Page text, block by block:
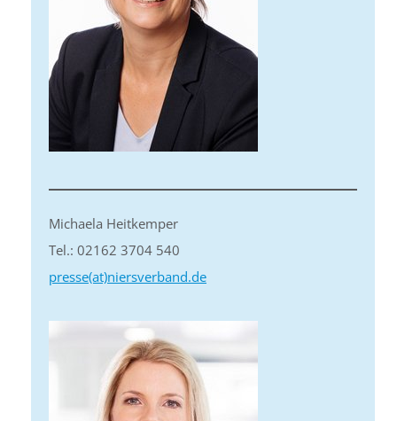
Michaela Heitkemper
Tel.: 02162 3704 540
presse(at)niersverband.de